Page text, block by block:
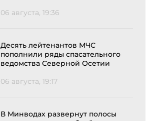
06 августа, 19:36
Десять лейтенантов МЧС
пополнили ряды спасательного
ведомства Северной Осетии
06 августа, 19:17
В Минводах развернут полосы